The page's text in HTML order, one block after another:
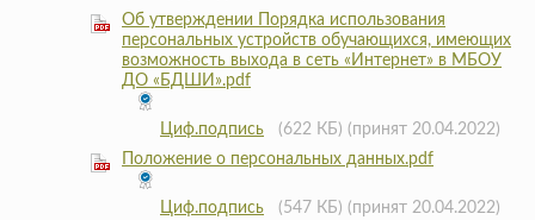
Об утверждении Порядка использования
персональных устройств обучающихся, имеющих
возможность выхода в сеть «Интернет» в МБОУ
ДО «БДШИ».pdf
Циф.подпись (622 КБ) (принят 20.04.2022)
Положение о персональных данных.pdf
Циф.подпись (547 КБ) (принят 20.04.2022)